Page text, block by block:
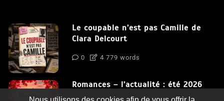
Le coupable n’est pas Camille de
Clara Delcourt
0 4 779 words
Romances – l’actualité : été 2026